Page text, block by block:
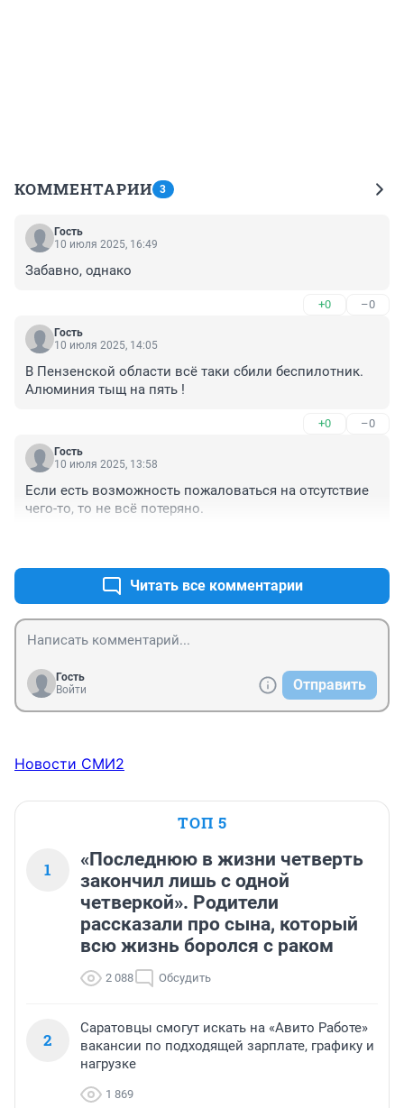
КОММЕНТАРИИ 3
Гость
10 июля 2025, 16:49
Забавно, однако
+0 –0
Гость
10 июля 2025, 14:05
В Пензенской области всё таки сбили беспилотник.
Алюминия тыщ на пять !
+0 –0
Гость
10 июля 2025, 13:58
Если есть возможность пожаловаться на отсутствие
чего-то, то не всё потеряно.
Читать все комментарии
Гость
Войти
Отправить
Новости СМИ2
ТОП 5
1
«Последнюю в жизни четверть
закончил лишь с одной
четверкой». Родители
рассказали про сына, который
всю жизнь боролся с раком
2 088 Обсудить
2
Саратовцы смогут искать на «Авито Работе»
вакансии по подходящей зарплате, графику и
нагрузке
1 869